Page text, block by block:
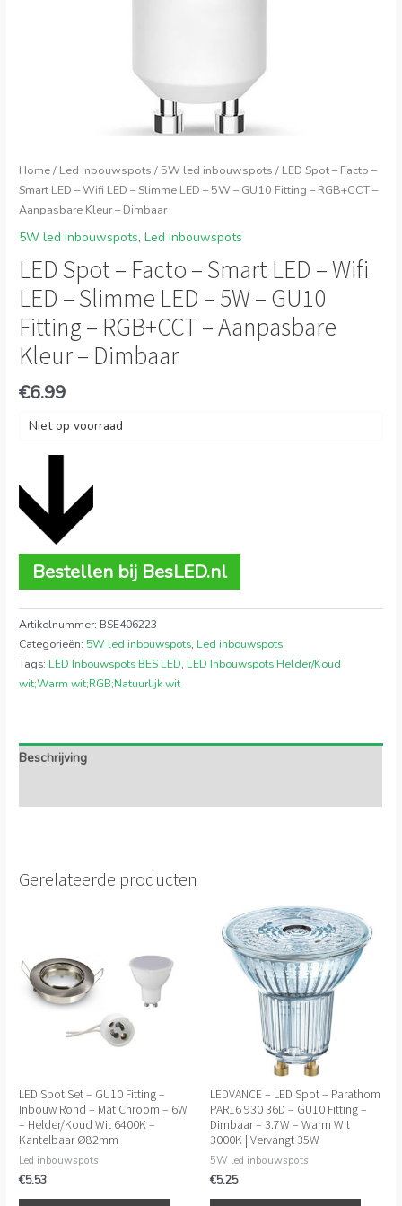
Home/ Led inbouwspots / 5W led inbouwspots / LED Spot – Facto –
Smart LED – Wifi LED – Slimme LED – 5W – GU10 Fitting – RGB+CCT –
Aanpasbare Kleur – Dimbaar
5W led inbouwspots,Led inbouwspots
LED Spot – Facto – Smart LED – Wifi
LED – Slimme LED – 5W – GU10
Fitting – RGB+CCT – Aanpasbare
Kleur – Dimbaar
€6.99
Niet op voorraad
Bestellen bij BesLED.nl
Artikelnummer: BSE406223
Categorieën: 5W led inbouwspots, Led inbouwspots
Tags: LED Inbouwspots BES LED, LED Inbouwspots Helder/Koud
wit;Warm wit;RGB;Natuurlijk wit
Beschrijving
Gerelateerde producten
LED Spot Set – GU10 Fitting –
Inbouw Rond – Mat Chroom – 6W
– Helder/Koud Wit 6400K –
Kantelbaar Ø82mm
Led inbouwspots
€5.53
LEDVANCE – LED Spot – Parathom
PAR16 930 36D – GU10 Fitting –
Dimbaar – 3.7W – Warm Wit
3000K | Vervangt 35W
5W led inbouwspots
€5.25